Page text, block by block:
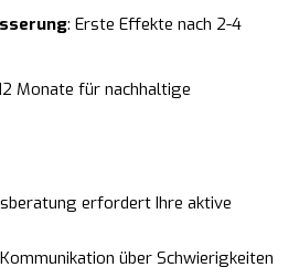
: Erste Effekte nach 2-4
Monate für nachhaltige
erfordert Ihre aktive
über Schwierigkeiten